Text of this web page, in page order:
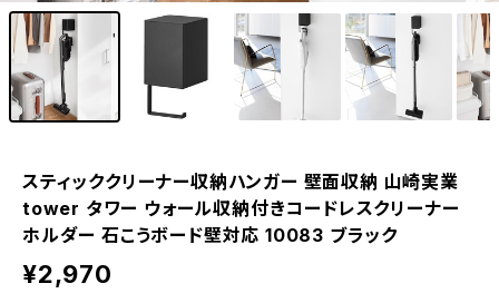
スティッククリーナー収納ハンガー 壁面収納 山崎実業
tower タワー ウォール収納付きコードレスクリーナー
ホルダー 石こうボード壁対応 10083 ブラック
¥2,970